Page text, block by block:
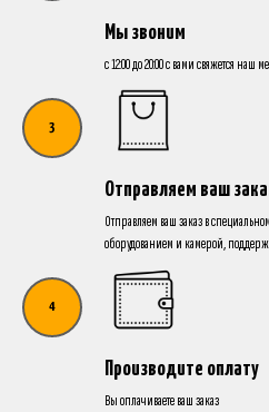
Мы звоним
с 12:00 до 20:00 с вами свяжется наш
Отправляем ваш
Отправляем ваш заказ в
оборудованием и камерой,
Производите оплату
Вы оплачиваете ваш заказ